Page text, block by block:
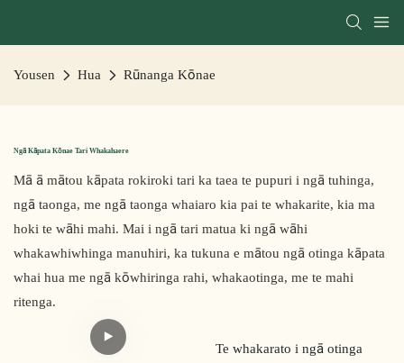
Yousen Hua Rūnanga Kōnae
Ngā Kāpata Kōnae Tari Whakahaere
Mā ā mātou kāpata rokiroki tari ka taea te pupuri i ngā tuhinga,
ngā taonga, me ngā taonga whaiaro kia pai te whakarite, kia ma
hoki te wāhi mahi. Mai i ngā tari matua ki ngā wāhi
whakawhiwhinga manuhiri, ka tukuna e mātou ngā otinga kāpata
whai hua me ngā kōwhiringa rahi, whakaotinga, me te mahi
ritenga.
Te whakarato i ngā otinga